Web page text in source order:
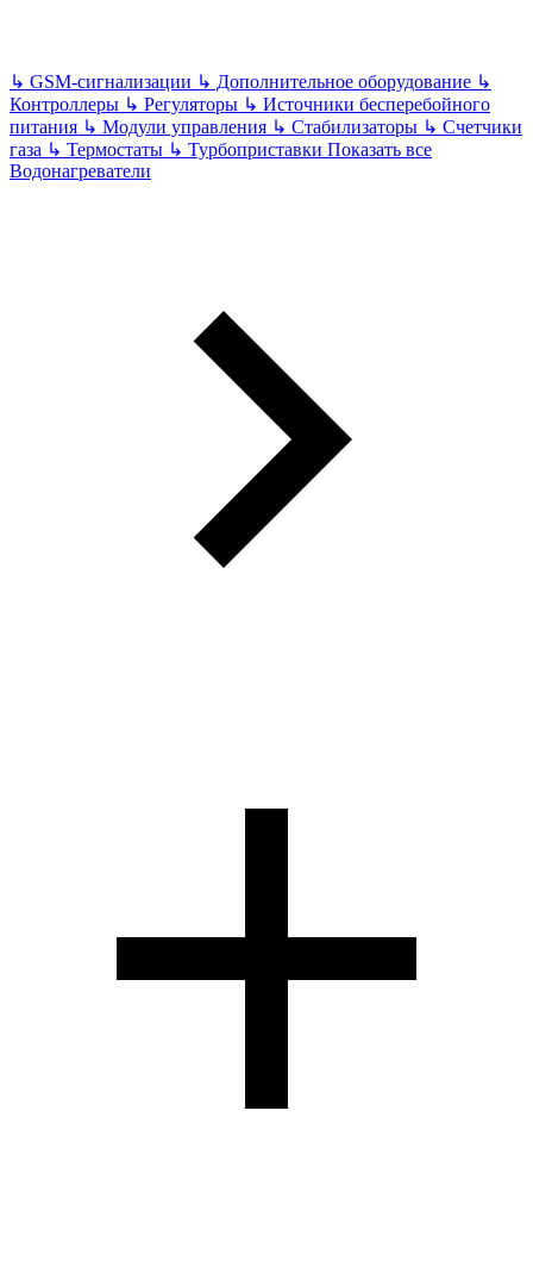
↳ GSM-сигнализации ↳ Дополнительное оборудование ↳
Контроллеры ↳ Регуляторы ↳ Источники бесперебойного
питания ↳ Модули управления ↳ Стабилизаторы ↳ Счетчики
газа ↳ Термостаты ↳ Турбоприставки Показать все
Водонагреватели